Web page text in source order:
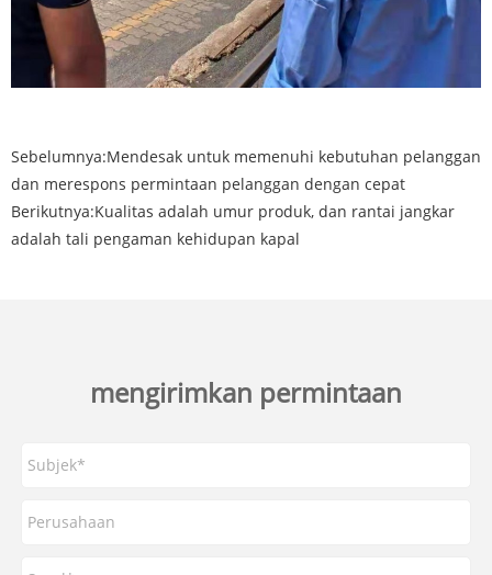
Sebelumnya:Mendesak untuk memenuhi kebutuhan pelanggan
dan merespons permintaan pelanggan dengan cepat
Berikutnya:Kualitas adalah umur produk, dan rantai jangkar
adalah tali pengaman kehidupan kapal
mengirimkan permintaan